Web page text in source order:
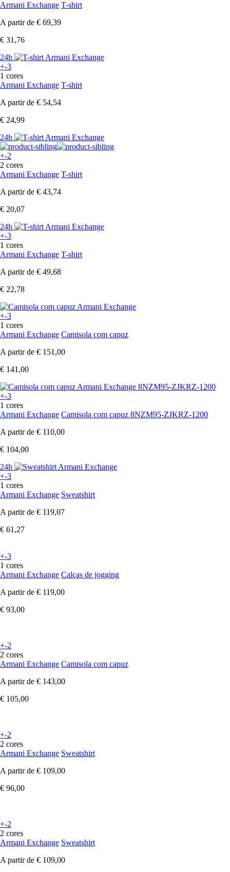
Armani Exchange T-shirt
A partir de € 69,39
€ 31,76
24h
+-3
1 cores
Armani Exchange T-shirt
A partir de € 54,54
€ 24,99
24h
+-2
2 cores
Armani Exchange T-shirt
A partir de € 43,74
€ 20,07
24h
+-3
1 cores
Armani Exchange T-shirt
A partir de € 49,68
€ 22,78
+-3
1 cores
Armani Exchange Camisola com capuz
A partir de € 151,00
€ 141,00
+-3
1 cores
Armani Exchange Camisola com capuz 8NZM95-ZJKRZ-1200
A partir de € 110,00
€ 104,00
24h
+-3
1 cores
Armani Exchange Sweatshirt
A partir de € 119,07
€ 61,27
+-3
1 cores
Armani Exchange Calças de jogging
A partir de € 119,00
€ 93,00
+-2
2 cores
Armani Exchange Camisola com capuz
A partir de € 143,00
€ 105,00
+-2
2 cores
Armani Exchange Sweatshirt
A partir de € 109,00
€ 96,00
+-2
2 cores
Armani Exchange Sweatshirt
A partir de € 109,00